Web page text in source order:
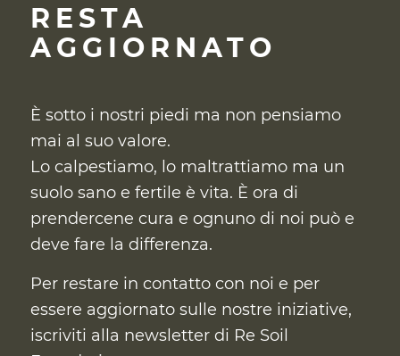
RESTA
AGGIORNATO
È sotto i nostri piedi ma non pensiamo
mai al suo valore.
Lo calpestiamo, lo maltrattiamo ma un
suolo sano e fertile è vita. È ora di
prendercene cura e ognuno di noi può e
deve fare la differenza.
Per restare in contatto con noi e per
essere aggiornato sulle nostre iniziative,
iscriviti alla newsletter di Re Soil